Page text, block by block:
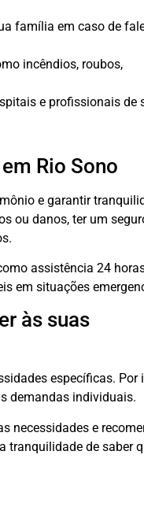
família em caso de
incêndios, roubos,
e profissionais de
Rio Sono
e garantir
ou danos, ter um
assistência 24
em situações
às suas
específicas. Por
demandas individuais.
necessidades e
tranquilidade de saber